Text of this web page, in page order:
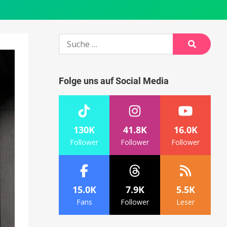
Suche
Suche
Folge uns auf Social Media
130K
Follower
41.8K
Follower
16.0K
Follower
15.0K
Fans
7.9K
Follower
5.5K
Leser